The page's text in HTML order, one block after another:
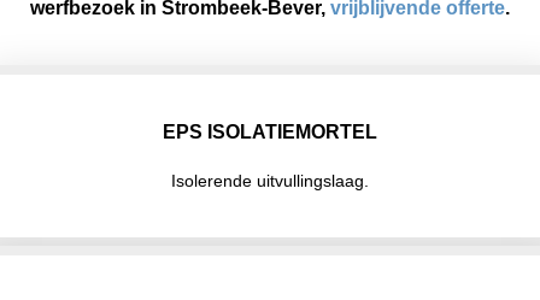
werfbezoek in Strombeek-Bever, vrijblijvende offerte.
EPS ISOLATIEMORTEL
Isolerende uitvullingslaag.